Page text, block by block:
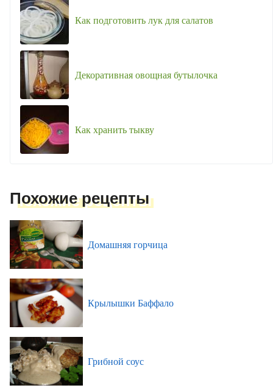
Как подготовить лук для салатов
Декоративная овощная бутылочка
Как хранить тыкву
Похожие рецепты
Домашняя горчица
Крылышки Баффало
Грибной соус